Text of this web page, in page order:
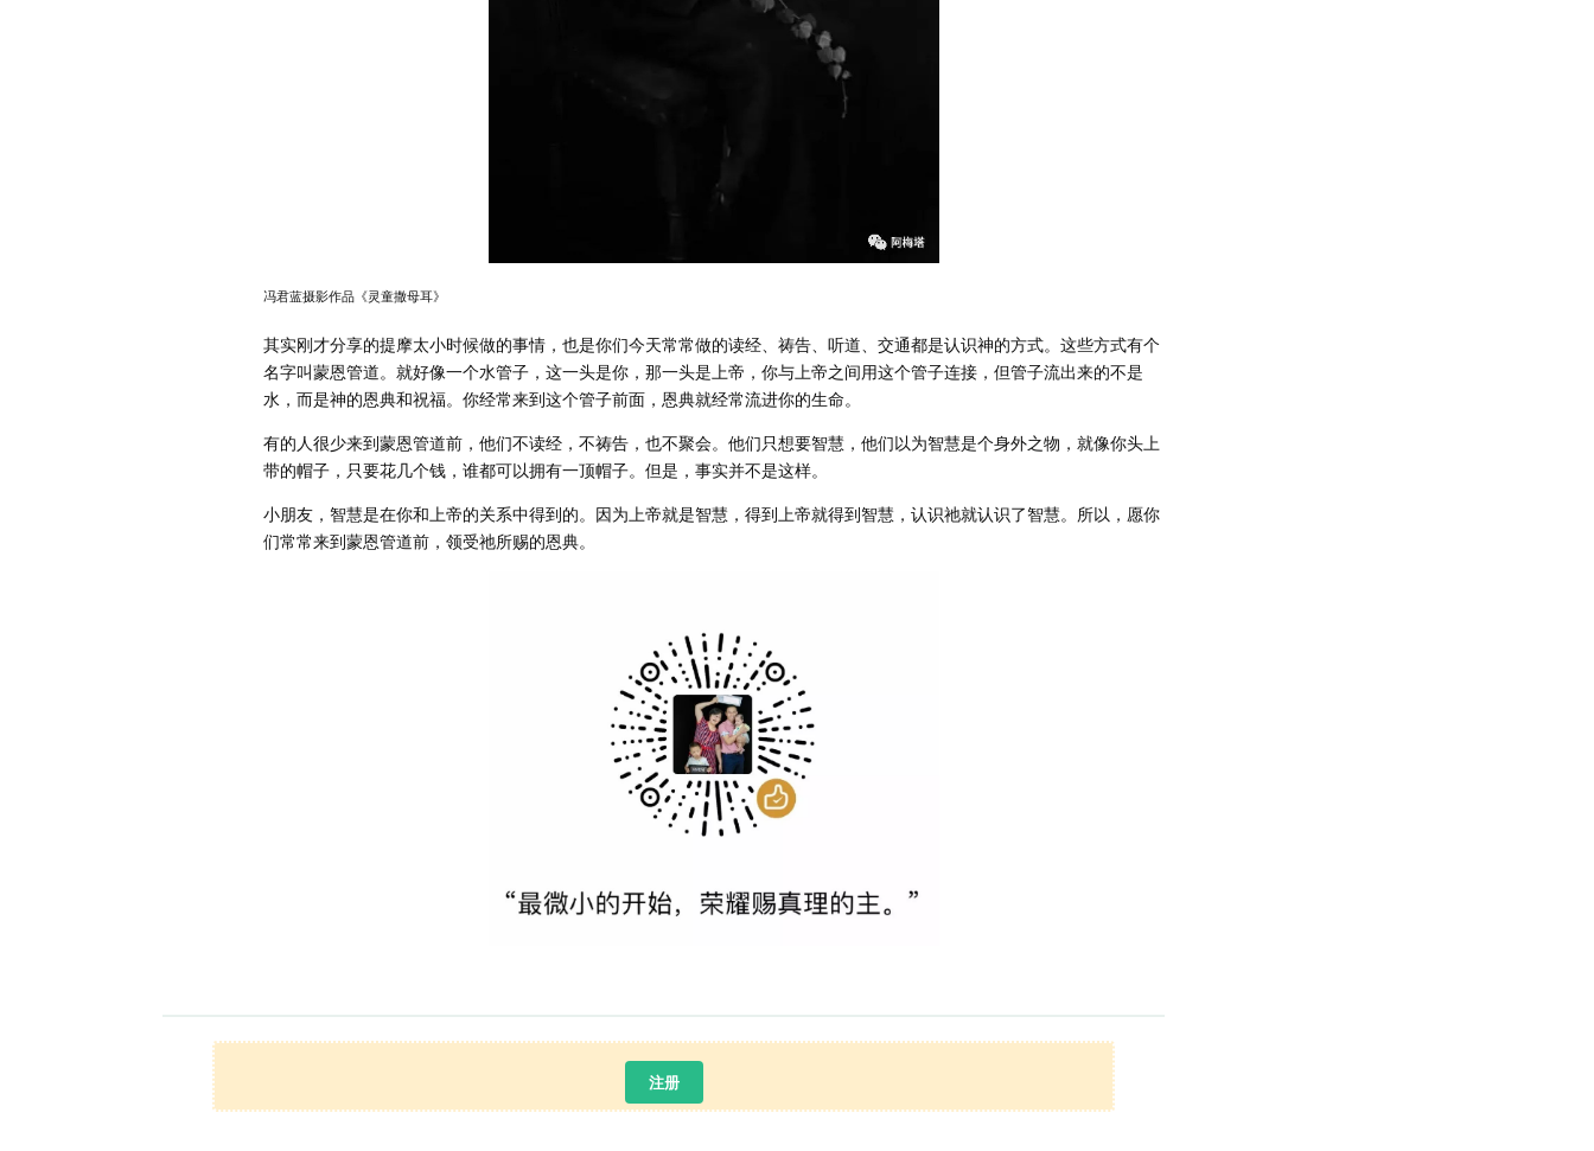
冯君蓝摄影作品《灵童撒母耳》
其实刚才分享的提摩太小时候做的事情，也是你们今天常常做的读经、祷告、听道、交通都是认识神的方式。这些方式有个
名字叫蒙恩管道。就好像一个水管子，这一头是你，那一头是上帝，你与上帝之间用这个管子连接，但管子流出来的不是
水，而是神的恩典和祝福。你经常来到这个管子前面，恩典就经常流进你的生命。
有的人很少来到蒙恩管道前，他们不读经，不祷告，也不聚会。他们只想要智慧，他们以为智慧是个身外之物，就像你头上
带的帽子，只要花几个钱，谁都可以拥有一顶帽子。但是，事实并不是这样。
小朋友，智慧是在你和上帝的关系中得到的。因为上帝就是智慧，得到上帝就得到智慧，认识祂就认识了智慧。所以，愿你
们常常来到蒙恩管道前，领受祂所赐的恩典。
注册